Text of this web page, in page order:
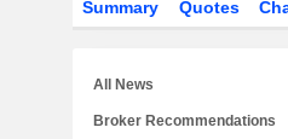
Summary Quotes
All News
Broker Recommendations